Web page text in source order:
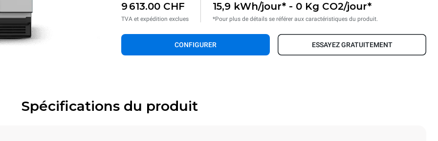
9 613.00 CHF
TVA et expédition exclues
15,9 kWh/jour* - 0 Kg CO2/jour*
*Pour plus de détails se référer aux caractéristiques du produit.
CONFIGURER ESSAYEZ GRATUITEMENT
Spécifications du produit